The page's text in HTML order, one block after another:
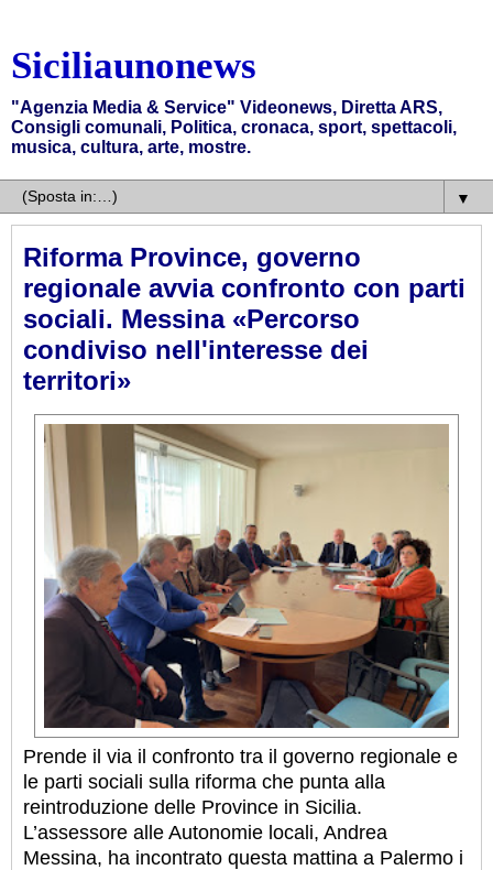
Siciliaunonews
"Agenzia Media & Service" Videonews, Diretta ARS,
Consigli comunali, Politica, cronaca, sport, spettacoli,
musica, cultura, arte, mostre.
▼
Riforma Province, governo
regionale avvia confronto con parti
sociali. Messina «Percorso
condiviso nell'interesse dei
territori»
Prende il via il confronto tra il governo regionale e
le parti sociali sulla riforma che punta alla
reintroduzione delle Province in Sicilia.
L’assessore alle Autonomie locali, Andrea
Messina, ha incontrato questa mattina a Palermo i